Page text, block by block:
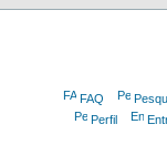
FAQ
Perfil